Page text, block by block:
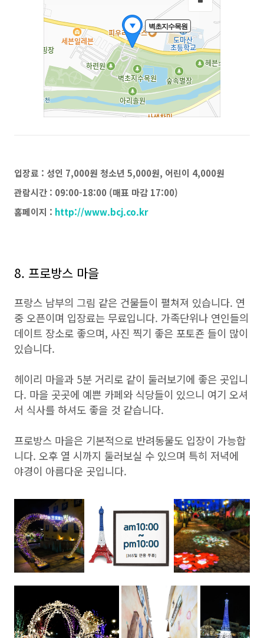
입장료 : 성인 7,000원 청소년 5,000원, 어린이 4,000원
관람시간 : 09:00-18:00 (매표 마감 17:00)
홈페이지 : http://www.bcj.co.kr
8. 프로방스 마을
프랑스 남부의 그림 같은 건물들이 펼쳐져 있습니다. 연
중 오픈이며 입장료는 무료입니다. 가족단위나 연인들의
데이트 장소로 좋으며, 사진 찍기 좋은 포토죤 들이 많이
있습니다.
헤이리 마을과 5분 거리로 같이 둘러보기에 좋은 곳입니
다. 마을 곳곳에 예쁜 카페와 식당들이 있으니 여기 오셔
서 식사를 하셔도 좋을 것 같습니다.
프로방스 마을은 기본적으로 반려동물도 입장이 가능합
니다. 오후 열 시까지 둘러보실 수 있으며 특히 저녁에
야경이 아름다운 곳입니다.